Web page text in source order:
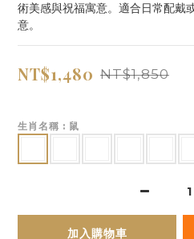
術美感與祝福寓意。適合日常配戴
意。
NT$1,480 NT$1,850
生肖名稱 : 鼠
加入購物車